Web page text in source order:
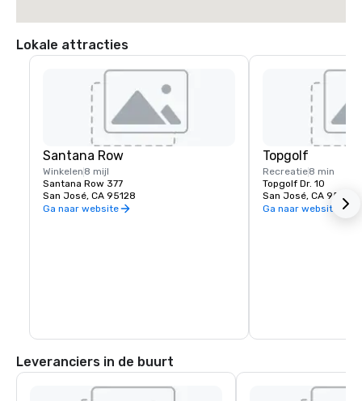
Lokale attracties
Santana Row
Winkelen 8 mijl
Santana Row 377
San José, CA 95128
Ga naar website
Topgolf
Recreatie8 min
Topgolf Dr. 10
San José, CA 95002
Ga naar website
Leveranciers in de buurt